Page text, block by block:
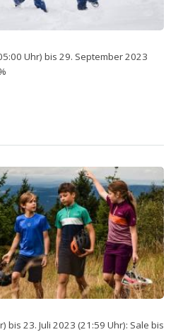
Uhr) bis 29. September 2023
bis 23. Juli 2023 (21:59 Uhr): Sale bis